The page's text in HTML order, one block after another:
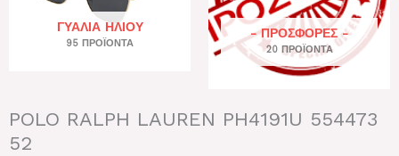
ΓΥΑΛΙΆ ΗΛΊΟΥ
95 ΠΡΟΪΌΝΤΑ
- ΠΡΟΣΦΟΡΕΣ -
20 ΠΡΟΪΌΝΤΑ
POLO RALPH LAUREN PH4191U 554473
52